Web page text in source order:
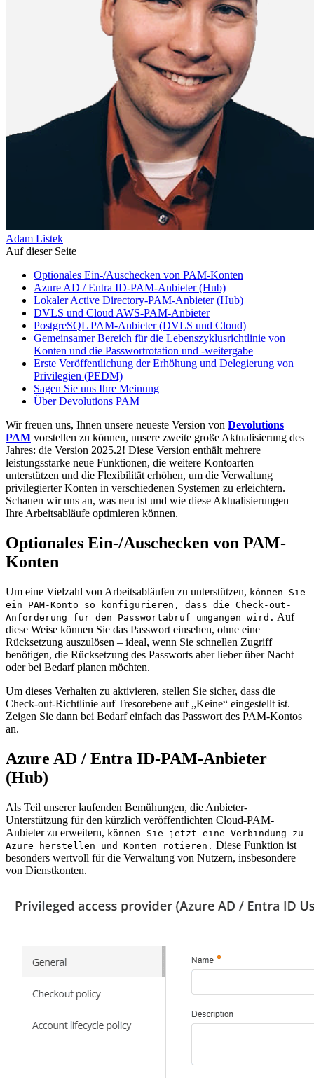
Adam Listek
Auf dieser Seite
Optionales Ein-/Auschecken von PAM-Konten
Azure AD / Entra ID-PAM-Anbieter (Hub)
Lokaler Active Directory-PAM-Anbieter (Hub)
DVLS und Cloud AWS-PAM-Anbieter
PostgreSQL PAM-Anbieter (DVLS und Cloud)
Gemeinsamer Bereich für die Lebenszyklusrichtlinie von
Konten und die Passwortrotation und -weitergabe
Erste Veröffentlichung der Erhöhung und Delegierung von
Privilegien (PEDM)
Sagen Sie uns Ihre Meinung
Über Devolutions PAM
Wir freuen uns, Ihnen unsere neueste Version von Devolutions
PAM vorstellen zu können, unsere zweite große Aktualisierung des
Jahres: die Version 2025.2! Diese Version enthält mehrere
leistungsstarke neue Funktionen, die weitere Kontoarten
unterstützen und die Flexibilität erhöhen, um die Verwaltung
privilegierter Konten in verschiedenen Systemen zu erleichtern.
Schauen wir uns an, was neu ist und wie diese Aktualisierungen
Ihre Arbeitsabläufe optimieren können.
Optionales Ein-/Auschecken von PAM-
Konten
Um eine Vielzahl von Arbeitsabläufen zu unterstützen, können Sie
ein PAM-Konto so konfigurieren, dass die Check-out-
Anforderung für den Passwortabruf umgangen wird. Auf
diese Weise können Sie das Passwort einsehen, ohne eine
Rücksetzung auszulösen – ideal, wenn Sie schnellen Zugriff
benötigen, die Rücksetzung des Passworts aber lieber über Nacht
oder bei Bedarf planen möchten.
Um dieses Verhalten zu aktivieren, stellen Sie sicher, dass die
Check-out-Richtlinie auf Tresorebene auf „Keine“ eingestellt ist.
Zeigen Sie dann bei Bedarf einfach das Passwort des PAM-Kontos
an.
Azure AD / Entra ID-PAM-Anbieter
(Hub)
Als Teil unserer laufenden Bemühungen, die Anbieter-
Unterstützung für den kürzlich veröffentlichten Cloud-PAM-
Anbieter zu erweitern, können Sie jetzt eine Verbindung zu
Azure herstellen und Konten rotieren. Diese Funktion ist
besonders wertvoll für die Verwaltung von Nutzern, insbesondere
von Dienstkonten.